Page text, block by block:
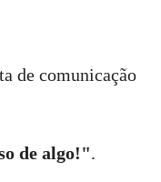
de comunicação
de algo!".